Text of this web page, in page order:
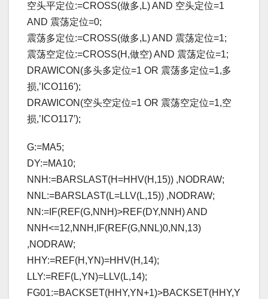
空头平定位:=CROSS(做多,L) AND 空头定位=1
AND 震荡定位=0;
震荡多定位:=CROSS(做多,L) AND 震荡定位=1;
震荡空定位:=CROSS(H,做空) AND 震荡定位=1;
DRAWICON(多头多定位=1 OR 震荡多定位=1,多
损,’ICO116′);
DRAWICON(空头空定位=1 OR 震荡空定位=1,空
损,’ICO117′);
G:=MA5;
DY:=MA10;
NNH:=BARSLAST(H=HHV(H,15)) ,NODRAW;
NNL:=BARSLAST(L=LLV(L,15)) ,NODRAW;
NN:=IF(REF(G,NNH)>REF(DY,NNH) AND
NNH<=12,NNH,IF(REF(G,NNL)0,NN,13)
,NODRAW;
HHY:=REF(H,YN)=HHV(H,14);
LLY:=REF(L,YN)=LLV(L,14);
FG01:=BACKSET(HHY,YN+1)>BACKSET(HHY,Y